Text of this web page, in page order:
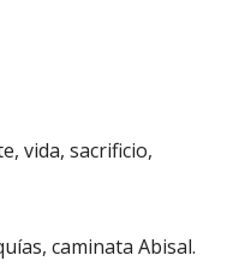
vida, sacrificio,
caminata Abisal.